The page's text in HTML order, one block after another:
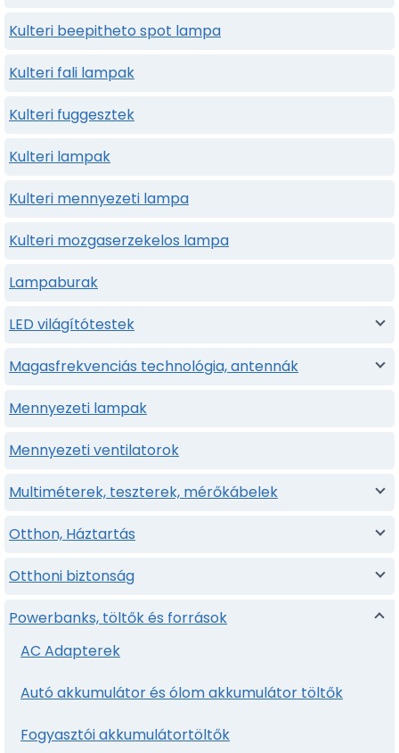
Kulteri beepitheto spot lampa
Kulteri fali lampak
Kulteri fuggesztek
Kulteri lampak
Kulteri mennyezeti lampa
Kulteri mozgaserzekelos lampa
Lampaburak
LED világítótestek
Magasfrekvenciás technológia, antennák
Mennyezeti lampak
Mennyezeti ventilatorok
Multiméterek, teszterek, mérőkábelek
Otthon, Háztartás
Otthoni biztonság
Powerbanks, töltők és források
AC Adapterek
Autó akkumulátor és ólom akkumulátor töltők
Fogyasztói akkumulátortöltők